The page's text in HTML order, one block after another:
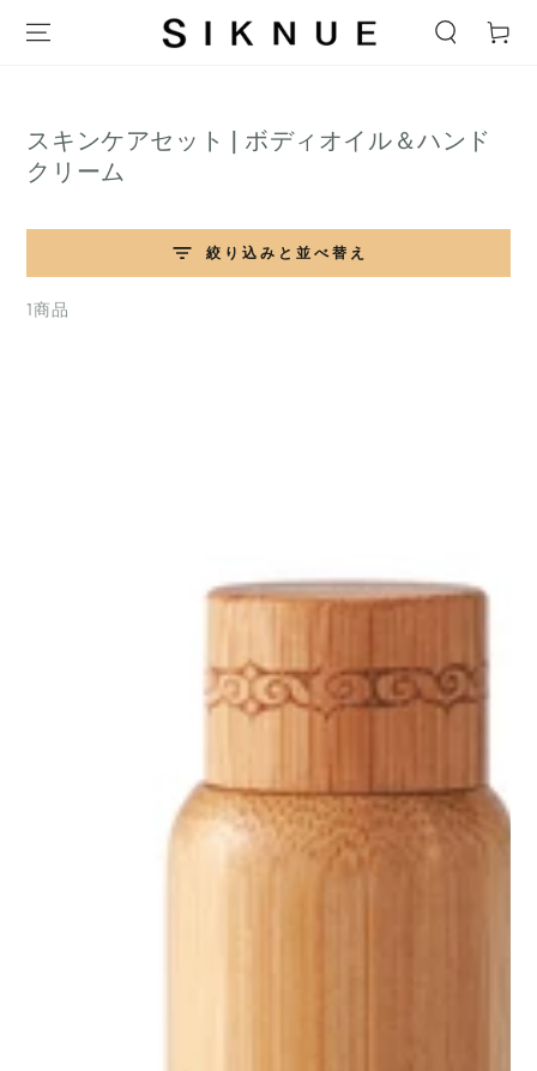
テキストをスキップ
ー
コ
レ
シ
ン:
スキンケアセット | ボディオイル＆ハンド
クリーム
絞り込みと並べ替え
1商品